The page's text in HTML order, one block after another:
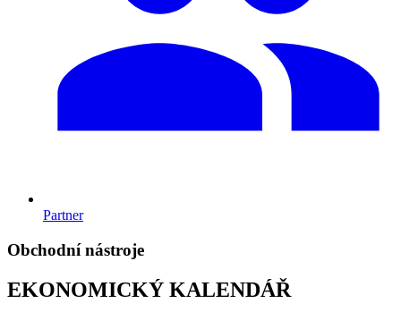
Partner
Obchodní nástroje
EKONOMICKÝ KALENDÁŘ